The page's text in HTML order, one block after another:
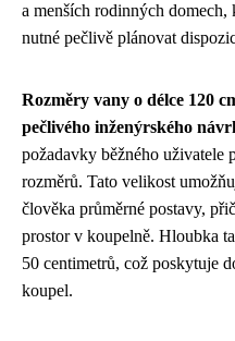
a menších rodinných
nutné pečlivě plánovat
Rozměry vany o délce 120
pečlivého inženýrského
požadavky běžného uživatele
rozměrů. Tato velikost
člověka průměrné postavy,
prostor v koupelně. Hloubka
50 centimetrů, což poskytuje
koupel.